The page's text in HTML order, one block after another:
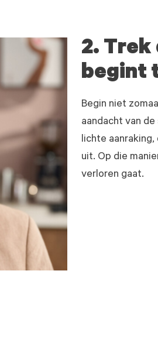
2. Trek
begint
Begin niet
aandacht van
lichte
uit. Op die
verloren gaat.